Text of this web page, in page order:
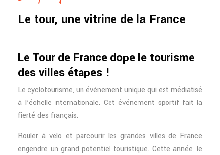
Le tour, une vitrine de la France
Le Tour de France dope le tourisme
des villes étapes !
Le cyclotourisme, un évènement unique qui est médiatisé
à l’échelle internationale. Cet événement sportif fait la
fierté des français.
Rouler à vélo et parcourir les grandes villes de France
engendre un grand potentiel touristique. Cette année, le